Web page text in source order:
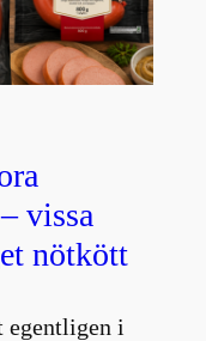
vissa
nötkött
egentligen i